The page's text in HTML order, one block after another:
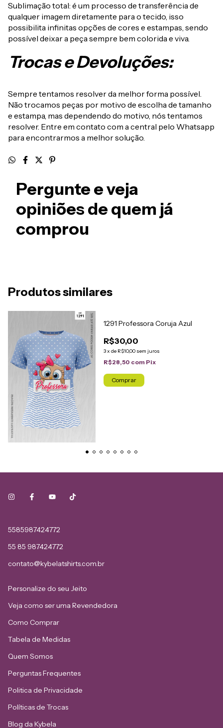
Sublimação total: é um processo de transferência de
qualquer imagem diretamente para o tecido, isso
possibilita infinitas opções de cores e estampas, sendo
possível deixar a peça sempre bem colorida e viva.
Trocas e Devoluções:
Sempre tentamos resolver da melhor forma possível.
Não trocamos peças por motivo de escolha de tamanho
e estampa, mas dependendo do motivo, nós tentamos
resolver. Entre em contato com a central pelo Whatsapp
para encontrarmos a melhor solução.
Pergunte e veja
opiniões de quem já
comprou
Produtos similares
1291 Professora Coruja Azul
R$30,00
3x de R$10,00 sem juros
R$28,50 com Pix
Comprar
5585987424772
55 85 987424772
contato@kybelatshirts.com.br
Personalize do seu Jeito
Veja como ser uma Revendedora
Como Comprar
Tabela de Medidas
Quem Somos
Perguntas Frequentes
Politica de Privacidade
Políticas de Trocas
Blog da Kybela